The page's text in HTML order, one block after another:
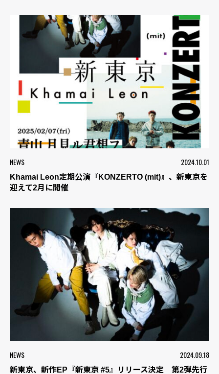
NEWS 2024.10.01
Khamai Leon定期公演『KONZERTO (mit)』、新東京を
迎えて2月に開催
NEWS 2024.09.18
新東京、新作EP『新東京 #5』リリース決定 第2弾先行